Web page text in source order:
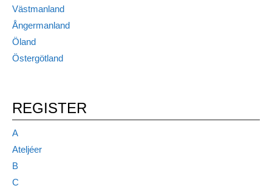
Västmanland
Ångermanland
Öland
Östergötland
REGISTER
A
Ateljéer
B
C